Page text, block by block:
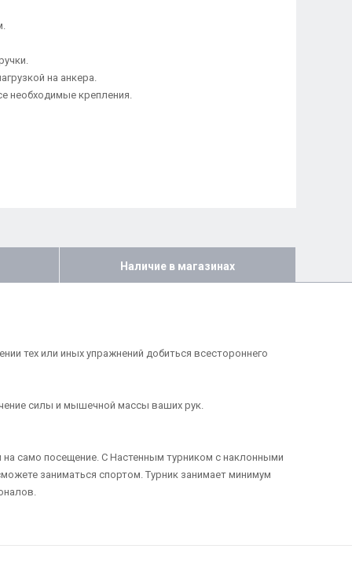
на анкера.
необходимые крепления.
Наличие в магазинах
тех или иных упражнений добиться всестороннего
силы и мышечной массы ваших рук.
само посещение. С Настенным турником с наклонными
заниматься спортом. Турник занимает минимум